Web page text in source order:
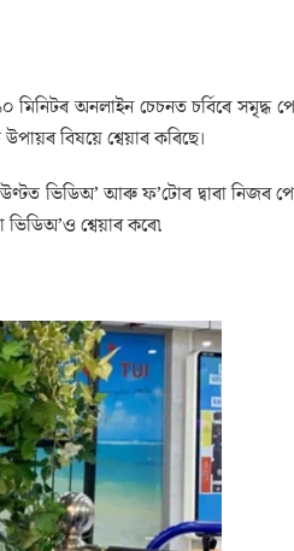
অনলাইন চেচনত চৰ্বিৰে সমৃদ্ধ
বিষয়ে শ্বেয়াৰ কৰিছে।
ভিডিঅ’ আৰু ফ’টোৰ দ্বাৰা নিজৰ
শ্বেয়াৰ কৰে৷